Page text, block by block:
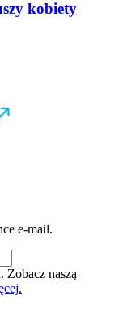
kobiety
e-mail.
Zobacz naszą